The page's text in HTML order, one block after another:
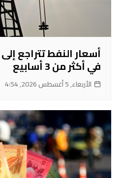
أسعار النفط تتراجع
في أكثر من 3 أسابيع
الأربعاء, 5 أغسطس 2026, 4:54